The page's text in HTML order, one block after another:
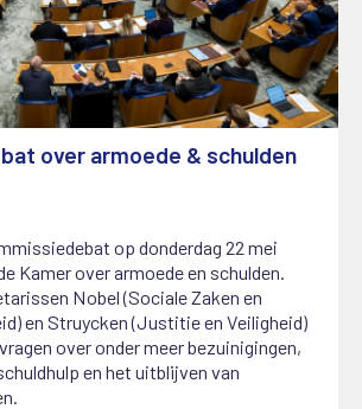
over armoede & schulden
op donderdag 22 mei
Kamer over armoede en schulden.
Nobel (Sociale Zaken en
en Struycken (Justitie en Veiligheid)
over onder meer bezuinigingen,
en het uitblijven van